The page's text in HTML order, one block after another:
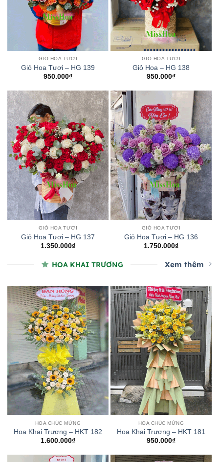
GIỎ HOA TƯƠI
Giỏ Hoa Tươi – HG 139
950.000₫
GIỎ HOA TƯƠI
Giỏ Hoa – HG 138
950.000₫
GIỎ HOA TƯƠI
Giỏ Hoa Tươi – HG 137
1.350.000₫
GIỎ HOA TƯƠI
Giỏ Hoa Tươi – HG 136
1.750.000₫
HOA KHAI TRƯƠNG Xem thêm
HOA CHÚC MỪNG
Hoa Khai Trương – HKT 182
1.600.000₫
HOA CHÚC MỪNG
Hoa Khai Trương – HKT 181
950.000₫